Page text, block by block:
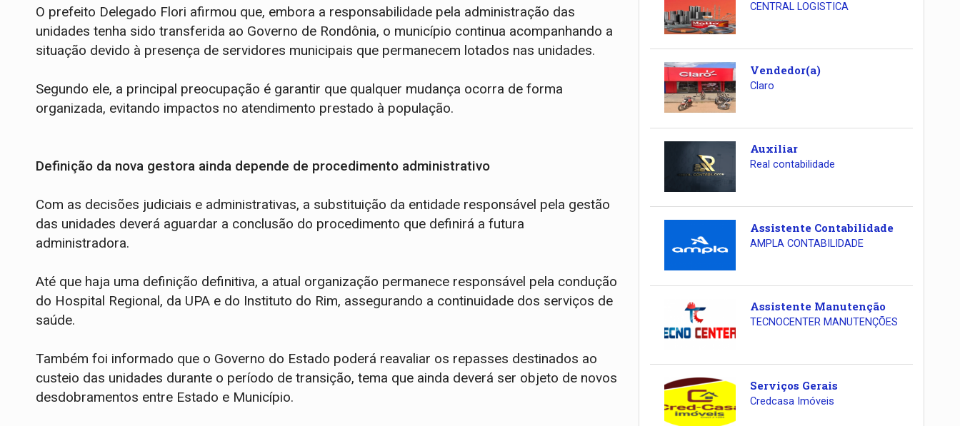
O prefeito Delegado Flori afirmou que, embora a responsabilidade pela administração das
unidades tenha sido transferida ao Governo de Rondônia, o município continua acompanhando a
situação devido à presença de servidores municipais que permanecem lotados nas unidades.
Segundo ele, a principal preocupação é garantir que qualquer mudança ocorra de forma
organizada, evitando impactos no atendimento prestado à população.
Definição da nova gestora ainda depende de procedimento administrativo
Com as decisões judiciais e administrativas, a substituição da entidade responsável pela gestão
das unidades deverá aguardar a conclusão do procedimento que definirá a futura
administradora.
Até que haja uma definição definitiva, a atual organização permanece responsável pela condução
do Hospital Regional, da UPA e do Instituto do Rim, assegurando a continuidade dos serviços de
saúde.
Também foi informado que o Governo do Estado poderá reavaliar os repasses destinados ao
custeio das unidades durante o período de transição, tema que ainda deverá ser objeto de novos
desdobramentos entre Estado e Município.
CENTRAL LOGISTICA
Vendedor(a)
Claro
Auxiliar
Real contabilidade
Assistente Contabilidade
AMPLA CONTABILIDADE
Assistente Manutenção
TECNOCENTER MANUTENÇÕES
Serviços Gerais
Credcasa Imóveis